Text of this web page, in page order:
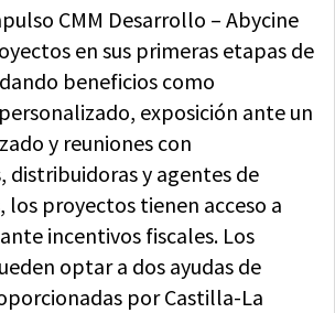
CMM Desarrollo – Abycine
en sus primeras etapas de
beneficios como
exposición ante un
y reuniones con
distribuidoras y agentes de
los proyectos tienen acceso a
incentivos fiscales. Los
optar a dos ayudas de
por Castilla-La